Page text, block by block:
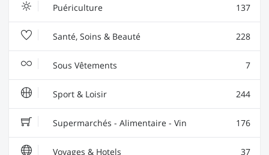
Puériculture 137
Santé, Soins & Beauté 228
Sous Vêtements 7
Sport & Loisir 244
Supermarchés - Alimentaire - Vin 176
Voyages & Hotels 37